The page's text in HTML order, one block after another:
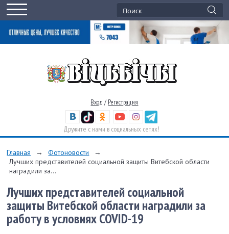
Вход / Регистрация
Дружите с нами в социальных сетях!
Главная → Фотоновости
→
Лучших представителей социальной защиты Витебской области
наградили за...
Лучших представителей социальной
защиты Витебской области наградили за
работу в условиях COVID-19